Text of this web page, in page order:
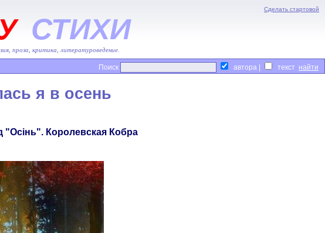
Сделать стартовой
СТИХИ
проза, критика, литературоведение.
Поиск автора | текст
я в осень
"Осiнь". Королевская Кобра